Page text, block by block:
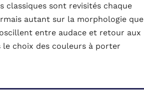
classiques sont revisités chaque
autant sur la morphologie que
entre audace et retour aux
choix des couleurs à porter